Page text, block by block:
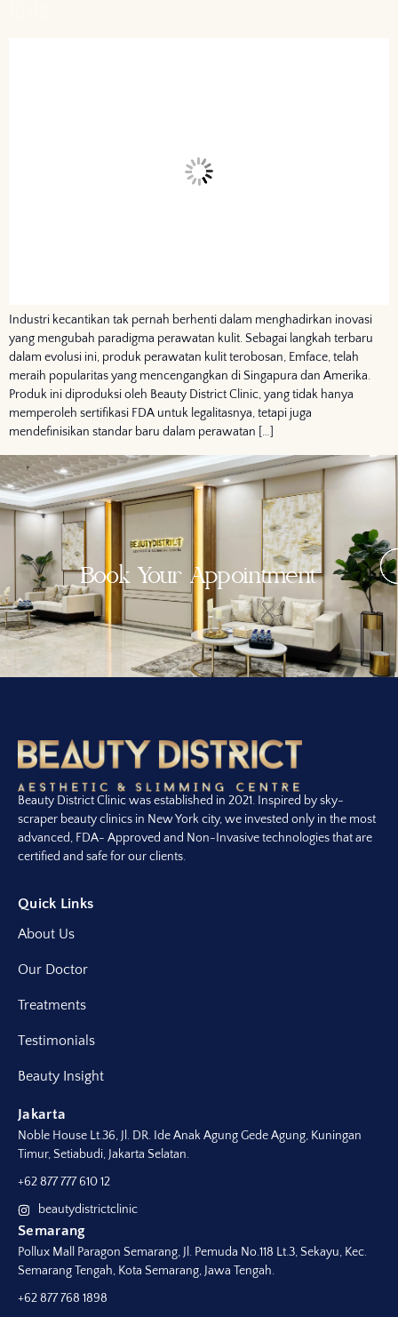
Industri kecantikan tak pernah berhenti dalam menghadirkan inovasi
yang mengubah paradigma perawatan kulit. Sebagai langkah terbaru
dalam evolusi ini, produk perawatan kulit terobosan, Emface, telah
meraih popularitas yang mencengangkan di Singapura dan Amerika.
Produk ini diproduksi oleh Beauty District Clinic, yang tidak hanya
memperoleh sertifikasi FDA untuk legalitasnya, tetapi juga
mendefinisikan standar baru dalam perawatan […]
Book Your Appointment
Beauty District Clinic was established in 2021. Inspired by sky-
scraper beauty clinics in New York city, we invested only in the most
advanced, FDA- Approved and Non-Invasive technologies that are
certified and safe for our clients.
Quick Links
About Us
Our Doctor
Treatments
Testimonials
Beauty Insight
Jakarta
Noble House Lt.36, Jl. DR. Ide Anak Agung Gede Agung, Kuningan
Timur, Setiabudi, Jakarta Selatan.
+62 877 777 610 12
beautydistrictclinic
Semarang
Pollux Mall Paragon Semarang, Jl. Pemuda No.118 Lt.3, Sekayu, Kec.
Semarang Tengah, Kota Semarang, Jawa Tengah.
+62 877 768 1898